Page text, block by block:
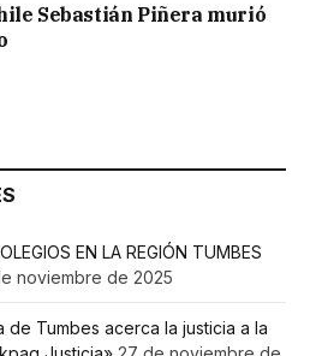
Sebastián Piñera murió
EN LA REGIÓN TUMBES
noviembre de 2025
Tumbes acerca la justicia a la